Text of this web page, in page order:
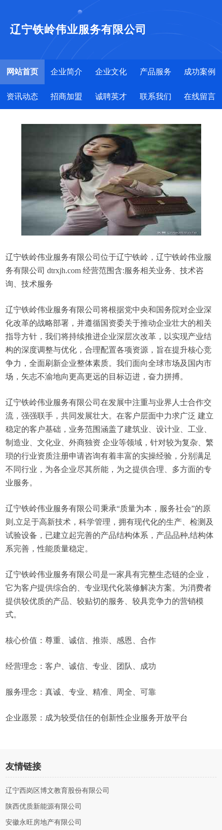
辽宁铁岭伟业服务有限公司
网站首页 企业简介 企业文化 产品服务 成功案例
资讯动态 招商加盟 诚聘英才 联系我们 在线留言
辽宁铁岭伟业服务有限公司位于辽宁铁岭，辽宁铁岭伟业服
务有限公司 dtrxjh.com 经营范围含:服务相关业务、技术咨
询、技术服务
辽宁铁岭伟业服务有限公司将根据党中央和国务院对企业深
化改革的战略部署，并遵循国资委关于推动企业壮大的相关
指导方针，我们将持续推进企业深层次改革，以实现产业结
构的深度调整与优化，合理配置各项资源，旨在提升核心竞
争力，全面刷新企业整体素质。我们面向全球市场及国内市
场，矢志不渝地向更高更远的目标迈进，奋力拼搏。
辽宁铁岭伟业服务有限公司在发展中注重与业界人士合作交
流，强强联手，共同发展壮大。在客户层面中力求广泛 建立
稳定的客户基础，业务范围涵盖了建筑业、设计业、工业、
制造业、文化业、外商独资 企业等领域，针对较为复杂、繁
琐的行业资质注册申请咨询有着丰富的实操经验，分别满足
不同行业，为各企业尽其所能，为之提供合理、多方面的专
业服务。
辽宁铁岭伟业服务有限公司秉承“质量为本，服务社会”的原
则,立足于高新技术，科学管理，拥有现代化的生产、检测及
试验设备，已建立起完善的产品结构体系，产品品种,结构体
系完善，性能质量稳定。
辽宁铁岭伟业服务有限公司是一家具有完整生态链的企业，
它为客户提供综合的、专业现代化装修解决方案。为消费者
提供较优质的产品、较贴切的服务、较具竞争力的营销模
式。
核心价值：尊重、诚信、推崇、感恩、合作
经营理念：客户、诚信、专业、团队、成功
服务理念：真诚、专业、精准、周全、可靠
企业愿景：成为较受信任的创新性企业服务开放平台
友情链接
辽宁西岗区博文教育股份有限公司
陕西优质新能源有限公司
安徽永旺房地产有限公司